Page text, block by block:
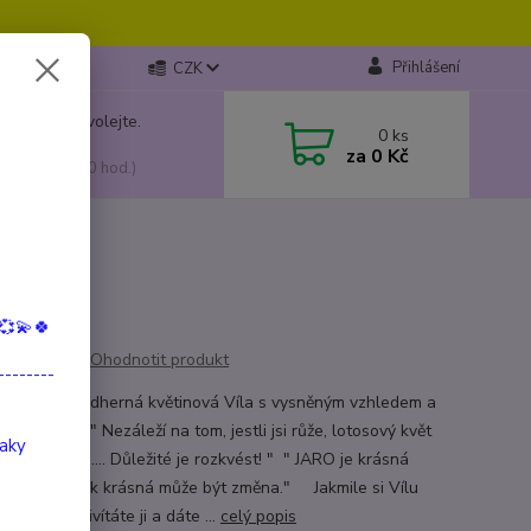
CZK Přihlášení
si rady? Zavolejte.
10:00-15:00 hod.)
0 ks
za 0 Kč
Ohodnotit produkt
Víla Nádherná květinová Víla s vysněným vzhledem a
barvami. " Nezáleží na tom, jestli jsi růže, lotosový květ
Důležité je rozkvést! " " JARO je krásná
toho, jak krásná může být změna." Jakmile si Vílu
domů, přivítáte ji a dáte ... celý popis